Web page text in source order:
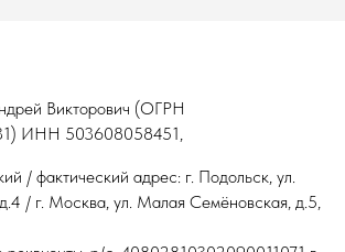
Викторович (ОГРН
ИНН 503608058451,
/ фактический адрес: г. Подольск, ул.
/ г. Москва, ул. Малая Семёновская, д.5,